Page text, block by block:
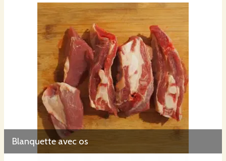
Blanquette avec os